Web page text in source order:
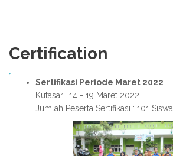
Certification
Sertifikasi Periode Maret 2022
Kutasari, 14 - 19 Maret 2022
Jumlah Peserta Sertifikasi : 101 Siswa